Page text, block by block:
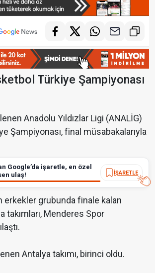
Türkiye Şampiyonası
Anadolu Yıldızlar Ligi (ANALİG)
Şampiyonası, final müsabakalarıyla
Google’da işaretle, en özel
ulaş!
İŞARETLE
erkekler grubunda finale kalan
takımları, Menderes Spor
Antalya takımı, birinci oldu.